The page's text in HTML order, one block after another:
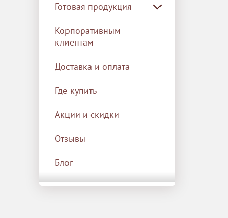
Готовая продукция
Корпоративным
клиентам
Доставка и оплата
Где купить
Акции и скидки
Отзывы
Блог